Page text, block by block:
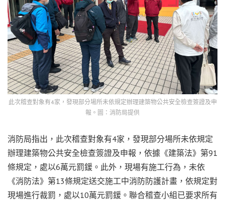
此次稽查對象有4家，發現部分場所未依規定辦理建築物公共安全檢查簽證及申
報。圖：消防局提供
消防局指出，此次稽查對象有4家，發現部分場所未依規定
辦理建築物公共安全檢查簽證及申報，依據《建築法》第91
條規定，處以6萬元罰鍰。此外，現場有施工行為，未依
《消防法》第13條規定送交施工中消防防護計畫，依規定對
現場進行裁罰，處以10萬元罰鍰。聯合稽查小組已要求所有